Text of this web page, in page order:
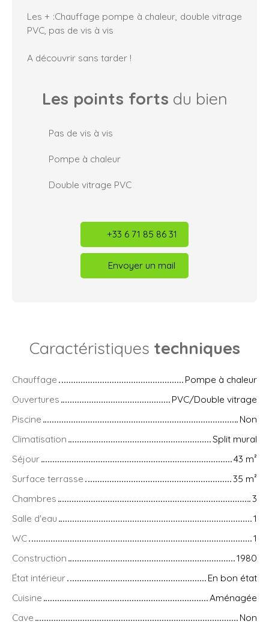
Les + :Chauffage pompe à chaleur, double vitrage
PVC, pas de vis à vis
A découvrir sans tarder !
Les points forts du bien
Pas de vis à vis
Pompe à chaleur
Double vitrage PVC
+33 6 71 85 86 31
Envoyer un mail
Caractéristiques techniques
Chauffage
Pompe à chaleur
Ouvertures
PVC/Double vitrage
Piscine
Non
Climatisation
Split mural
Séjour
43 m²
Surface terrasse
35 m²
Chambres
3
Salle d'eau
1
WC
1
Construction
1980
État intérieur
En bon état
Cuisine
Aménagée
Cave
Non